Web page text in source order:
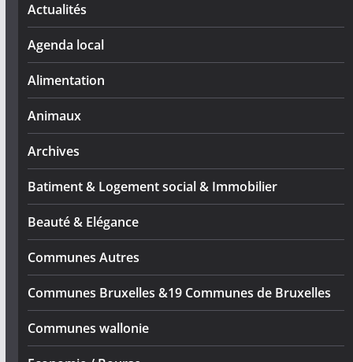
Actualités
Agenda local
Alimentation
Animaux
Archives
Batiment & Logement social & Immobilier
Beauté & Elégance
Communes Autres
Communes Bruxelles &19 Communes de Bruxelles
Communes wallonie